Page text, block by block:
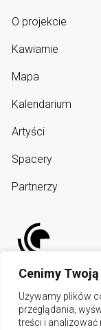
Cenimy
Używamy plików
przeglądania,
treści i analizować
O projekcie
Kawiarnie
Mapa
Kalendarium
Artyści
Spacery
Partnerzy